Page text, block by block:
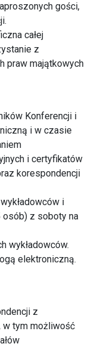
gości,
całej
z
praw majątkowych
Konferencji i
i w czasie
i certyfikatów
korespondencji
i
z soboty na
wykładowców.
elektroniczną.
z
w tym możliwość